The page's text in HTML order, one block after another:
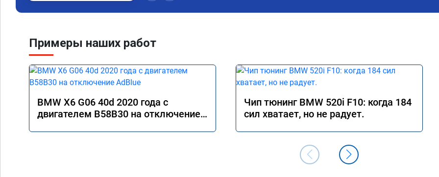
Примеры наших работ
BMW X6 G06 40d 2020 года с
двигателем B58B30 на отключение
Чип тюнинг BMW 520i F10: когда 184
сил хватает, но не радует.